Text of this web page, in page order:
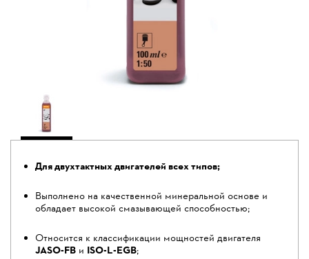
Для двухтактных двигателей всех типов;
Выполнено на качественной минеральной основе и
обладает высокой смазывающей способностью;
Относится к классификации мощностей двигателя
JASO-FB и ISO-L-EGB;